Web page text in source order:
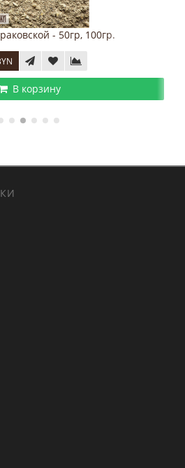
для Паштетов, универсальная -
6.00 BYN